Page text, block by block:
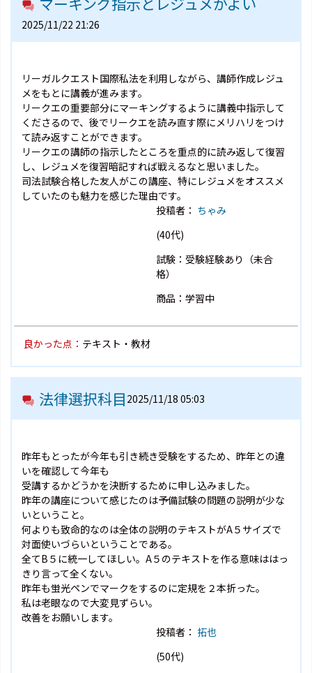
2025/11/22 21:26
リーガルクエスト国際私法を利用しながら、講師作成レジュ
メをもとに講義が進みます。
リークエの重要部分にマーキングするように講義中指示して
くださるので、後でリークエを読み直す際にメリハリをつけ
て読み返すことができます。
リークエの講師の指示したところを重点的に読み返して復習
し、レジュメを復習暗記すれば戦えるなと思いました。
司法試験合格した友人がこの講座、特にレジュメをオススメ
していたのも魅力を感じた理由です。
投稿者： ちゃみ
(40代)
試験：受験経験あり（未合
格）
商品：学習中
良かった点： テキスト・教材
法律選択科目 2025/11/18 05:03
昨年もとったが今年も引き続き受験をするため、昨年との違
いを確認して今年も
受講するかどうかを決断するために申し込みました。
昨年の講座について感じたのは予備試験の問題の説明が少な
いということ。
何よりも致命的なのは全体の説明のテキストがA５サイズで
対面使いづらいということである。
全てB５に統一してほしい。A５のテキストを作る意味ははっ
きり言って全くない。
昨年も蛍光ペンでマークをするのに定規を２本折った。
私は老眼なので大変見ずらい。
改善をお願いします。
投稿者： 拓也
(50代)